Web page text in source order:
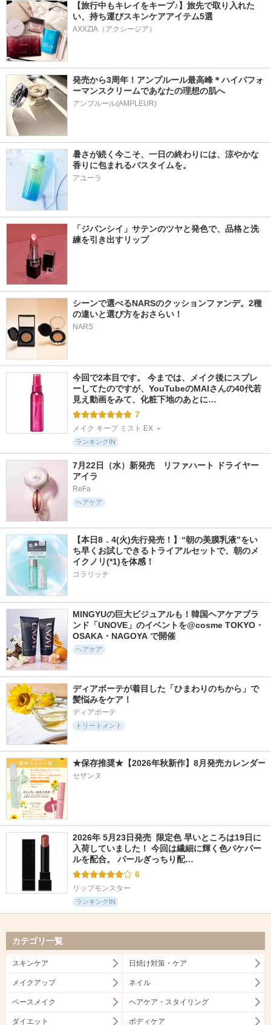
【旅行中もキレイをキープ♪】旅先で取り入れた
い、持ち運びスキンケアアイテム5選
AXXZIA（アクシージア）
発売から3周年！アンプルール最高峰＊ハイパフォ
ーマンスクリームであなたの理想の肌へ
アンプルール(AMPLEUR)
暑さが続く今こそ、一日の終わりには、涼やかな
香りに包まれるバスタイムを。
アユーラ
「ジバンシイ」サテンのツヤと発色で、品格と洗
練を引き出すリップ
シーンで選べるNARSのクッションファンデ。2種
の違いと選び方をおさらい！
NARS
今回で2本目です。 今までは、メイク後にスプレ
ーしてたのですが、YouTubeのMAIさんの40代若
見え動画をみて、化粧下地のあとに…
7
メイク キープ ミスト EX ＋
ランキングIN
7月22日（水）新発売　リファハート ドライヤー
アイラ
ReFa
ヘアケア
【本日8．4(火)先行発売！】“朝の美膜乳液”をい
ち早くお試しできるトライアルセットで、朝のメ
イクノリ(*1)を体感！
コラリッチ
MINGYUの巨大ビジュアルも！韓国ヘアケアブラ
ンド「UNOVE」のイベントを@cosme TOKYO・
OSAKA・NAGOYA で開催
ヘアケア
ディアボーテが着目した「ひまわりのちから」で
髪悩みをケア！
ディアボーテ
トリートメント
★保存推奨★【2026年秋新作】8月発売カレンダー
セザンヌ
2026年 5月23日発売  限定色 早いところは19日に
入荷していました！ 今回は繊細に輝く色バケパー
ルを配合。 パールぎっちり配…
6
リップモンスター
ランキングIN
カテゴリ一覧
スキンケア 日焼け対策・ケア
メイクアップ ネイル
ベースメイク ヘアケア・スタイリング
ダイエット ボディケア